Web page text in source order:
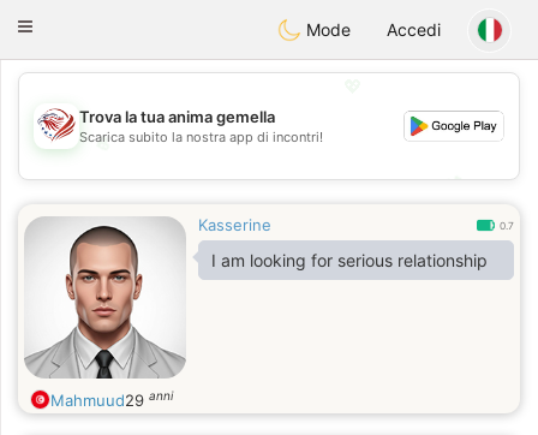
StatesDating
Toggle
Mode Accedi
💖
💕
Trova la tua anima gemella
Scarica subito la nostra app di incontri!
Kasserine 0.7
I am looking for serious relationship
Mahmuud29 anni